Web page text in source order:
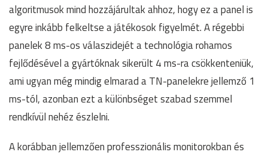
algoritmusok mind hozzájárultak ahhoz, hogy ez a panel is
egyre inkább felkeltse a játékosok figyelmét. A régebbi
panelek 8 ms-os válaszidejét a technológia rohamos
fejlődésével a gyártóknak sikerült 4 ms-ra csökkenteniük,
ami ugyan még mindig elmarad a TN-panelekre jellemző 1
ms-tól, azonban ezt a különbséget szabad szemmel
rendkívül nehéz észlelni.
A korábban jellemzően professzionális monitorokban és